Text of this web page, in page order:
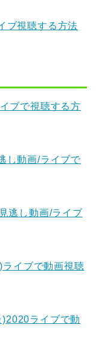
ブ視聴する方法
ブで視聴する方
し動画/ライブで
逃し動画/ライブ
ライブで動画視聴
)2020ライブで動